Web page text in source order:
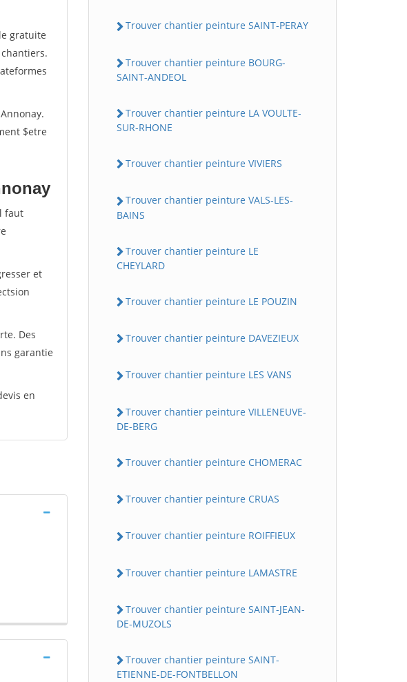
gratuite
$etre
faut
et
Des
garantie
en
Trouver chantier peinture SAINT-PERAY
Trouver chantier peinture BOURG-
SAINT-ANDEOL
Trouver chantier peinture LA VOULTE-
SUR-RHONE
Trouver chantier peinture VIVIERS
Trouver chantier peinture VALS-LES-
BAINS
Trouver chantier peinture LE
CHEYLARD
Trouver chantier peinture LE POUZIN
Trouver chantier peinture DAVEZIEUX
Trouver chantier peinture LES VANS
Trouver chantier peinture VILLENEUVE-
DE-BERG
Trouver chantier peinture CHOMERAC
Trouver chantier peinture CRUAS
Trouver chantier peinture ROIFFIEUX
Trouver chantier peinture LAMASTRE
Trouver chantier peinture SAINT-JEAN-
DE-MUZOLS
Trouver chantier peinture SAINT-
ETIENNE-DE-FONTBELLON